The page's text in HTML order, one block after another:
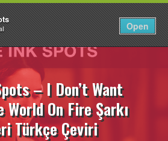
Open
Giriş Yap TR
– I Don’t Want
World On Fire Şarkı
Türkçe Çeviri